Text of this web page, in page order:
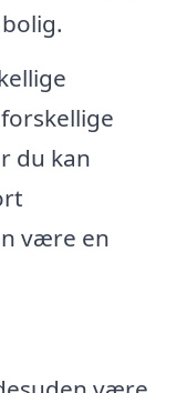
du kan
være en